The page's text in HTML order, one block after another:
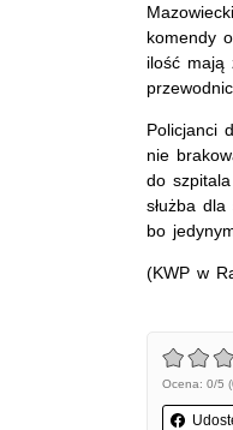
komendy
ilość mają
Policjanci
nie
do
służba
bo
(KWP w
Ocena: 0/5